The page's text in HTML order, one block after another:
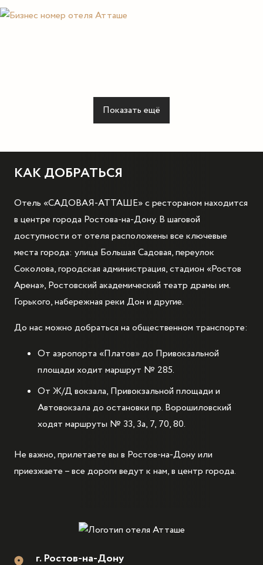
Показать ещё
КАК ДОБРАТЬСЯ
Отель «САДОВАЯ-АТТАШЕ» с рестораном находится
в центре города Ростова-на-Дону. В шаговой
доступности от отеля расположены все ключевые
места города: улица Большая Садовая, переулок
Соколова, городская администрация, стадион «Ростов
Арена», Ростовский академический театр драмы им.
Горького, набережная реки Дон и другие.
До нас можно добраться на общественном транспорте:
От аэропорта «Платов» до Привокзальной
площади ходит маршрут № 285.
От Ж/Д вокзала, Привокзальной площади и
Автовокзала до остановки пр. Ворошиловский
ходят маршруты № 33, 3а, 7, 70, 80.
Не важно, прилетаете вы в Ростов-на-Дону или
приезжаете – все дороги ведут к нам, в центр города.
г. Ростов-на-Дону